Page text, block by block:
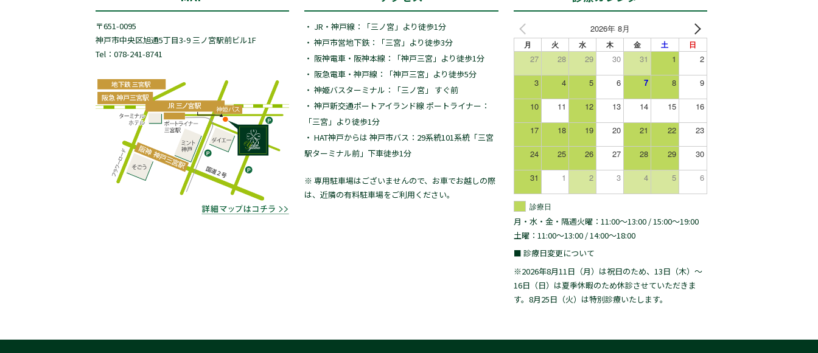
〒651-0095
神戸市中央区旭通5丁目3-9 三ノ宮駅前ビル1F
Tel：078-241-8741
・ JR・神戸線：「三ノ宮」より徒歩1分
・ 神戸市営地下鉄：「三宮」より徒歩3分
・ 阪神電車・阪神本線：「神戸三宮」より徒歩1分
・ 阪急電車・神戸線：「神戸三宮」より徒歩5分
・ 神姫バスターミナル：「三ノ宮」 すぐ前
・ 神戸新交通ポートアイランド線 ポートライナー：
「三宮」より徒歩1分
・ HAT神戸からは 神戸市バス：29系統101系統「三宮
駅ターミナル前」下車徒歩1分
※ 専用駐車場はございませんので、お車でお越しの際
は、近隣の有料駐車場をご利用ください。
2026年 8月
月 火 水 木 金 土 日
27 28 29 30 31 1 2
3 4 5 6 7 8 9
10 11 12 13 14 15 16
17 18 19 20 21 22 23
24 25 26 27 28 29 30
31 1 2 3 4 5 6
診療日
月・水・金・隔週火曜：11:00～13:00 / 15:00～19:00
土曜：11:00～13:00 / 14:00～18:00
■ 診療日変更について
※2026年8月11日（月）は祝日のため、13日（木）～
16日（日）は夏季休暇のため休診させていただきま
す。8月25日（火）は特別診療いたします。